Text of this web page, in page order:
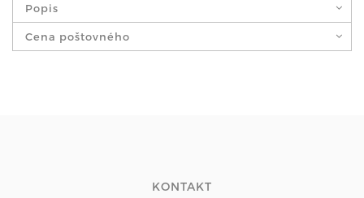
Popis
Cena poštovného
KONTAKT